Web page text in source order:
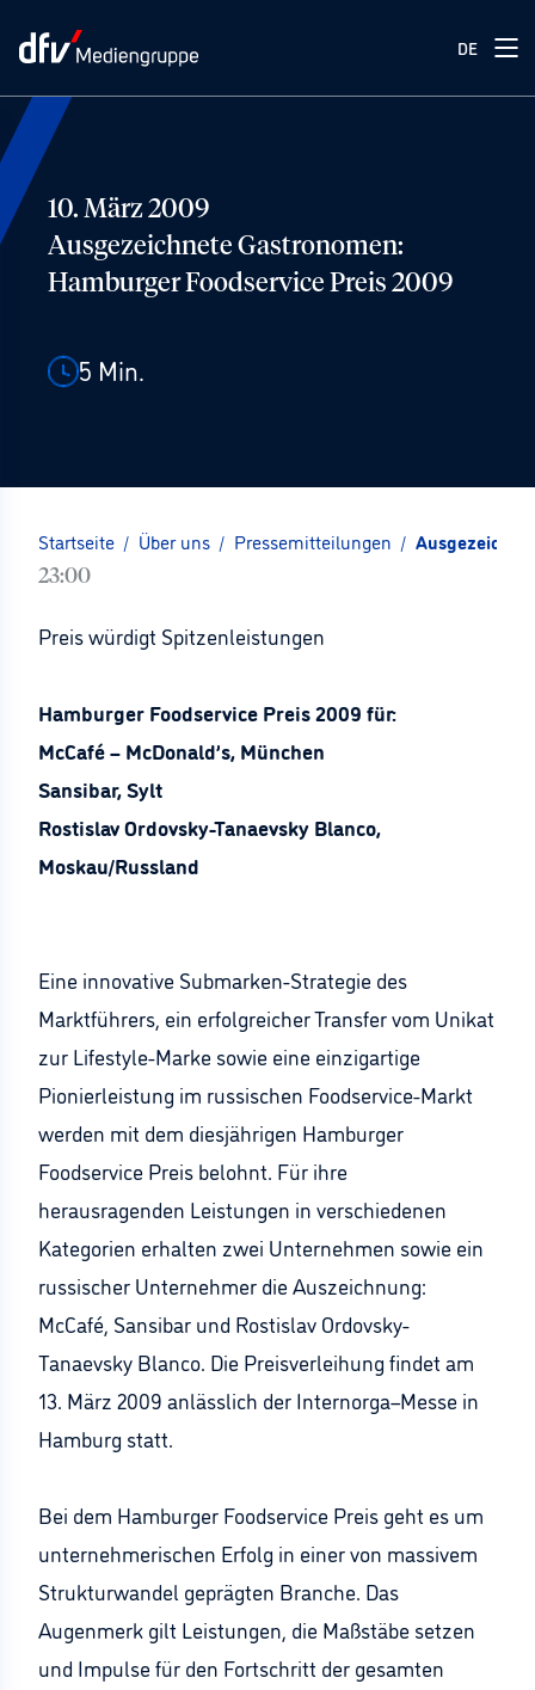
DE
10. März 2009
Ausgezeichnete Gastronomen:
Hamburger Foodservice Preis 2009
5 Min.
Startseite / Über uns / Pressemitteilungen /
23:00
Preis würdigt Spitzenleistungen
Hamburger Foodservice Preis 2009 für:
McCafé – McDonald’s, München
Sansibar, Sylt
Rostislav Ordovsky-Tanaevsky Blanco,
Moskau/Russland
Eine innovative Submarken-Strategie des
Marktführers, ein erfolgreicher Transfer vom Unikat
zur Lifestyle-Marke sowie eine einzigartige
Pionierleistung im russischen Foodservice-Markt
werden mit dem diesjährigen Hamburger
Foodservice Preis belohnt. Für ihre
herausragenden Leistungen in verschiedenen
Kategorien erhalten zwei Unternehmen sowie ein
russischer Unternehmer die Auszeichnung:
McCafé, Sansibar und Rostislav Ordovsky-
Tanaevsky Blanco. Die Preisverleihung findet am
13. März 2009 anlässlich der Internorga–Messe in
Hamburg statt.
Bei dem Hamburger Foodservice Preis geht es um
unternehmerischen Erfolg in einer von massivem
Strukturwandel geprägten Branche. Das
Augenmerk gilt Leistungen, die Maßstäbe setzen
und Impulse für den Fortschritt der gesamten